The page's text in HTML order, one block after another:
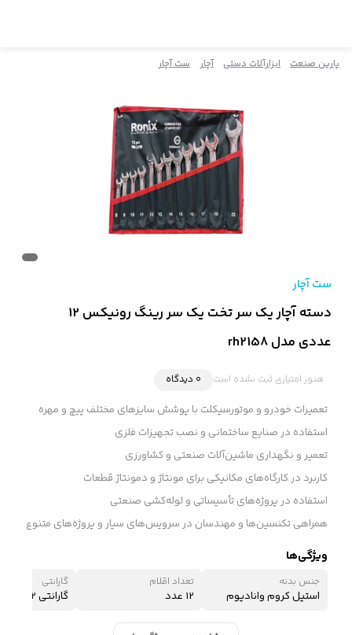
پارین صنعت ابزارآلات دستی آچار ست آچار
ست آچار
دسته آچار یک سر تخت یک سر رینگ رونیکس 12
عددی مدل rh2158
هنوز امتیازی ثبت نشده است 0 دیدگاه
تعمیرات خودرو و موتورسیکلت با پوشش سایزهای مختلف پیچ و مهره
استفاده در صنایع ساختمانی و نصب تجهیزات فلزی
تعمیر و نگهداری ماشین‌آلات صنعتی و کشاورزی
کاربرد در کارگاه‌های مکانیکی برای مونتاژ و دمونتاژ قطعات
استفاده در پروژه‌های تأسیساتی و لوله‌کشی صنعتی
همراهی تکنسین‌ها و مهندسان در سرویس‌های سیار و پروژه‌های متنوع
ویژگی‌ها
جنس بدنه
استیل کروم وانادیوم
تعداد اقلام
12 عدد
گارانتی
گارانتی 12 ماه شرکتی